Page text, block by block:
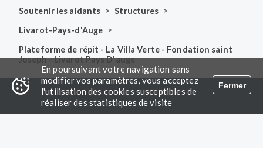
En poursuivant votre navigation sans
modifier vos paramètres, vous acceptez
l'utilisation des cookies susceptibles de
réaliser des statistiques de visite
Fermer
Soutenir les aidants > Structures >
Livarot-Pays-d'Auge >
Plateforme de répit - La Villa Verte - Fondation saint
Joseph - Livarot Pays D'auge
- - -
-